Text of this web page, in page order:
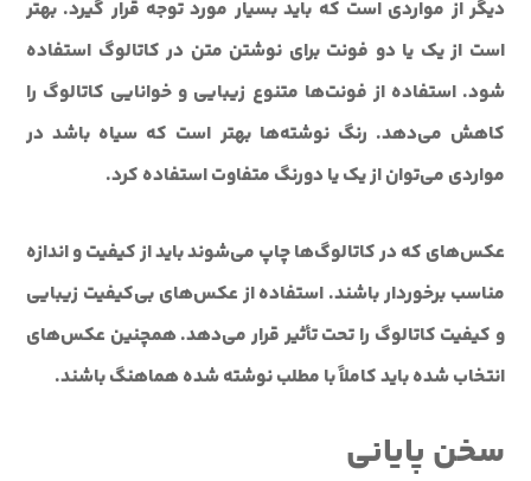
دیگر از مواردی است که باید بسیار مورد توجه قرار گیرد. بهتر
است از یک یا دو فونت برای نوشتن متن در کاتالوگ استفاده
شود. استفاده از فونت‌ها متنوع زیبایی و خوانایی کاتالوگ را
کاهش می‌دهد. رنگ نوشته‌ها بهتر است که سیاه باشد در
مواردی می‌توان از یک یا دورنگ متفاوت استفاده کرد.
عکس‌های که در کاتالوگ‌ها چاپ می‌شوند باید از کیفیت و اندازه
مناسب برخوردار باشند. استفاده از عکس‌های بی‌کیفیت زیبایی
و کیفیت کاتالوگ را تحت ‌تأثیر قرار می‌دهد. همچنین عکس‌های
انتخاب شده باید کاملاً با مطلب نوشته شده هماهنگ باشند.
سخن پایانی